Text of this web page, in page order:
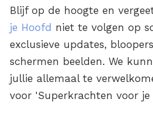
Blijf op de hoogte en
je Hoofd niet te volgen op
exclusieve updates,
schermen beelden. We
jullie allemaal te
voor 'Superkrachten voor je